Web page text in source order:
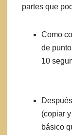
partes que
Como
de
10
(copiar
básico